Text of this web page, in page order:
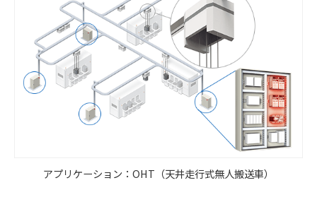
アプリケーション：OHT（天井走行式無人搬送車）